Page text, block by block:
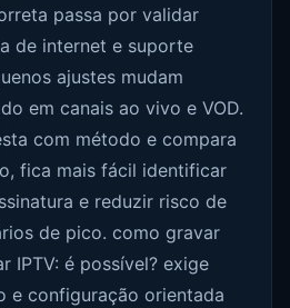
passa por validar
de internet e suporte
ajustes mudam
em canais ao vivo e VOD.
com método e compara
fica mais fácil identificar
e reduzir risco de
de pico. como gravar
IPTV: é possível? exige
e configuração orientada